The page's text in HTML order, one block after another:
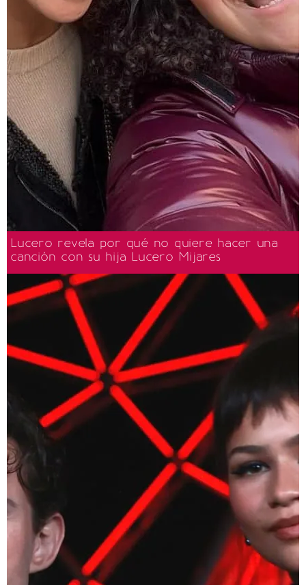
Lucero revela por qué no quiere hacer una
canción con su hija Lucero Mijares